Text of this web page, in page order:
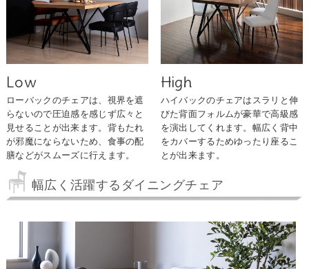
Low
ローバックのチェアは、視界を遮
らないので圧迫感を感じず広々と
見せることが出来ます。背もたれ
が邪魔にならないため、食事の配
膳などがスムーズに行えます。
High
ハイバックのチェアはスラリと伸
びた背面フォルムが豪華で高級感
を演出してくれます。幅広く背中
をカバーするためゆったり座るこ
とが出来ます。
幅広く活躍するダイニングチェア